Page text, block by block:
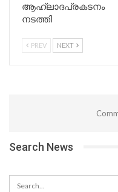
ആഹ്ലാദപ്രകടനം
നടത്തി
PREV NEXT
Search News